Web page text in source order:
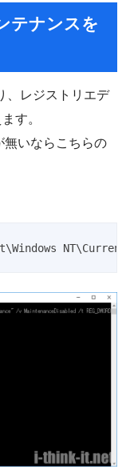
テナンスを
、レジストリエデ
す。
無いならこちらの